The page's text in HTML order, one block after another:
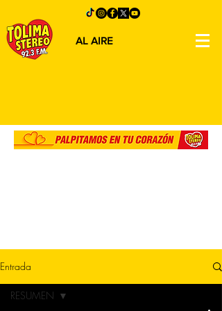
AL AIRE
Entrada
RESUMEN